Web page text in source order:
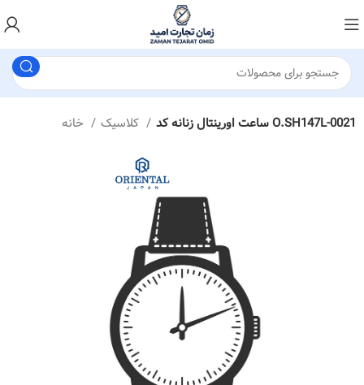
کلاسیک ساعت اورینتال زنانه کد O.SH147L-0021